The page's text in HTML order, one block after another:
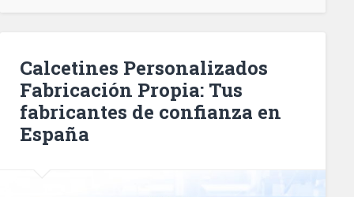
Calcetines Personalizados
Fabricación Propia: Tus
fabricantes de confianza en
España